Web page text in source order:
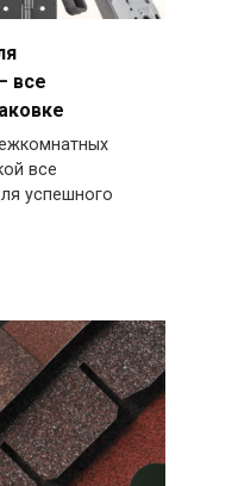
все
все
успешного